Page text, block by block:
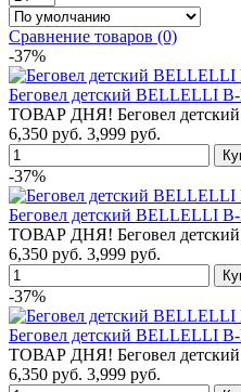
Сравнение товаров (0)
-37%
Беговел детский BELLELLI
ТОВАР ДНЯ! Беговел детский
6,350 руб. 3,999 руб.
-37%
Беговел детский BELLELLI
ТОВАР ДНЯ! Беговел детский
6,350 руб. 3,999 руб.
-37%
Беговел детский BELLELLI
ТОВАР ДНЯ! Беговел детский
6,350 руб. 3,999 руб.